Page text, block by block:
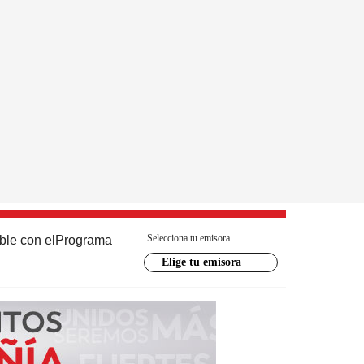
con el Programa Selecciona tu emisora
Elige tu emisora